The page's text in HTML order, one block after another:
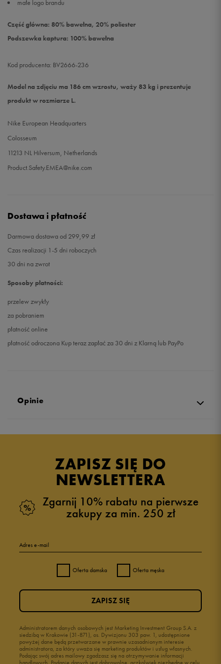
małe logo brandu
Część główna: 80% bawełna, 20% poliester
Podszewka kaptura: 100% bawełna
Kod producenta: BV2666-236
Model na zdjęciu ma 186 cm wzrostu, waży 83 kg i prezentuje
produkt w rozmiarze L.
Nike European Headquarters
Colosseum
11213 NL Hilversum, Netherlands
Product.Safety.EMEA@nike.com
Dostawa i płatność
Darmowa dostawa od 299,99 zł
Czas realizacji 1-5 dni roboczych
30 dni na zwrot
Sposoby płatności:
przelew zwykły
za pobraniem
płatność online
płatność odroczona Kup teraz zapłać za 30 dni z Klarną lub PayPo
Opinie
4.9
zebranych i zweryfikowanych przez
4 7%
1 0%
ZAPISZ SIĘ DO
NEWSLETTERA
Zgarnij 10% rabatu na pierwsze
zakupy za min. 250 zł
Adres e-mail
Oferta damska Oferta męska
Administratorem danych osobowych jest Marketing Investment Group S.A. z
siedzibą w Krakowie (31-871), os. Dywizjonu 303 paw. 1, udostępnione
powyżej dane będą przetwarzane w prawnie uzasadnionym interesie
administratora, za który uważa się marketing produktów i usług własnych.
Podając swój adres mailowy zgadzasz się na otrzymywanie informacji
ZAPISZ SIĘ